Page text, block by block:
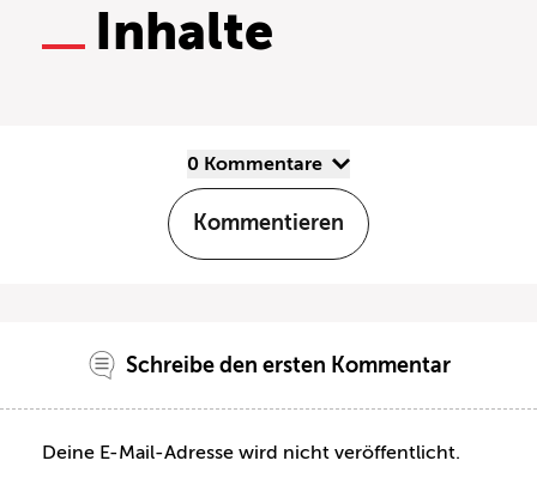
Inhalte
0 Kommentare
Kommentieren
Schreibe den ersten Kommentar
Deine E-Mail-Adresse wird nicht veröffentlicht.